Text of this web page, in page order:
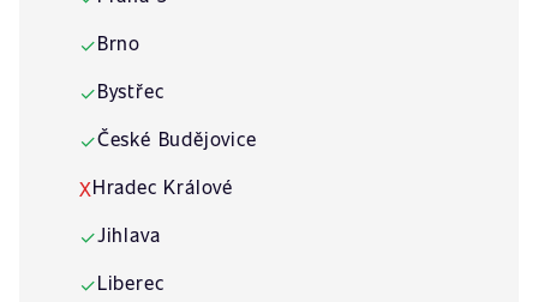
✓Brno
✓Bystřec
✓České Budějovice
XHradec Králové
✓Jihlava
✓Liberec